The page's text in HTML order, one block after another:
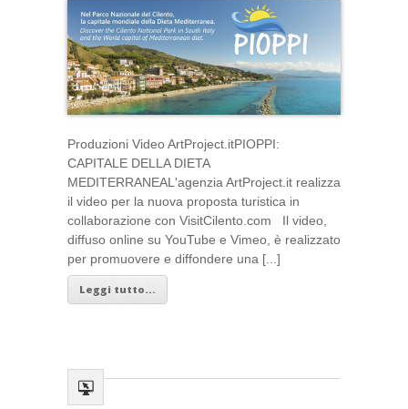
Produzioni Video ArtProject.itPIOPPI:
CAPITALE DELLA DIETA
MEDITERRANEAL'agenzia ArtProject.it realizza
il video per la nuova proposta turistica in
collaborazione con VisitCilento.com Il video,
diffuso online su YouTube e Vimeo, è realizzato
per promuovere e diffondere una [...]
Leggi tutto...